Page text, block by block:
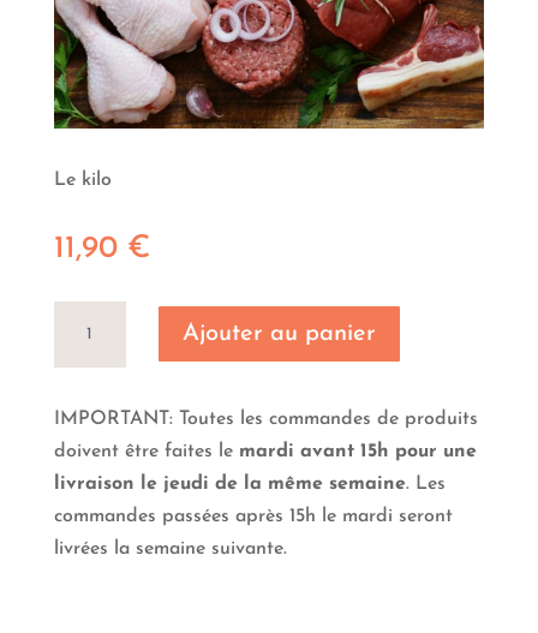
Le kilo
11,90 €
Ajouter au panier
IMPORTANT: Toutes les commandes de produits
doivent être faites lemardi avant 15h pour une
livraison le jeudi de la même semaine. Les
commandes passées après 15h le mardi seront
livrées la semaine suivante.